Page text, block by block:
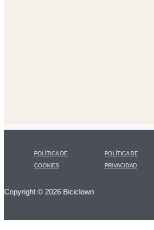
POLÍTICA DE
COOKIES
POLÍTICA DE
PRIVACIDAD
Copyright © 2026 Biciclown